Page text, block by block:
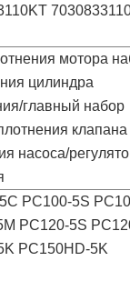
мотора
цилиндра
главный набор
насоса/
PC100-5S
PC120-5S
PC150HD-5K